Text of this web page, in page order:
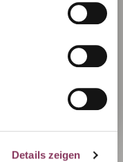
Details zeigen
Seinen
aber erst beim
Ereignisses –
ein entspanntes
Anlässe optimal